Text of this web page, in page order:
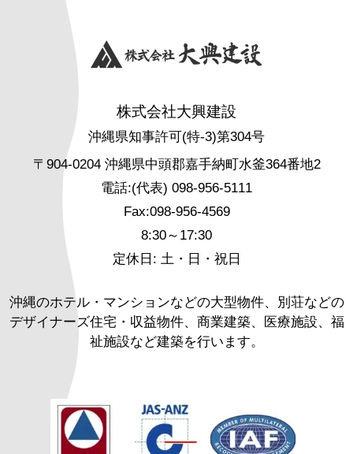
株式会社大興建設
沖縄県知事許可(特-3)第304号
〒904-0204 沖縄県中頭郡嘉手納町水釜364番地2
電話:(代表) 098-956-5111
Fax:098-956-4569
8:30～17:30
定休日: 土・日・祝日
沖縄のホテル・マンションなどの大型物件、別荘などの
デザイナーズ住宅・収益物件、商業建築、医療施設、福
祉施設など建築を行います。